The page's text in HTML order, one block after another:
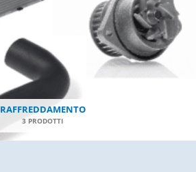
RAFFREDDAMENTO
3 PRODOTTI